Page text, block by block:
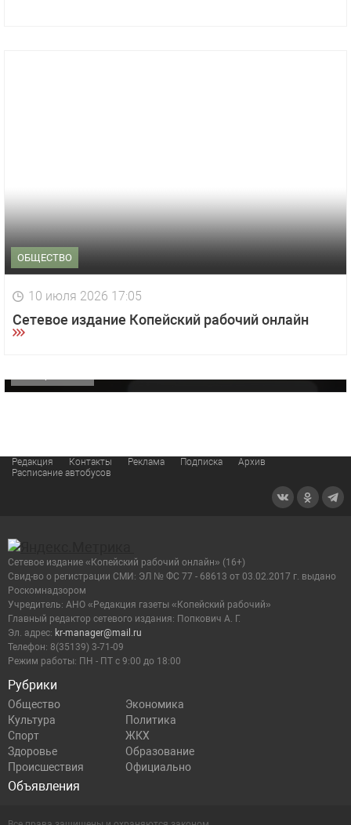
ОБЩЕСТВО
10 июля 2026 17:05
Сетевое издание Копейский рабочий онлайн
«Звезда» Метрана стала главным героем нового
Редакция Контакты Реклама Подписка
Архив
Расписание автобусов
Рубрики
Общество
Экономика
Культура
Политика
Спорт
ЖКХ
Здоровье
Образование
Происшествия
Официально
Объявления
Сетевое издание «Копейский рабочий онлайн» (16+)
Cвид-во о регистрации СМИ: ЭЛ № ФС 77 - 68613 от 03.02.2017 г. выдано
Роскомнадзором
Учредитель: АНО «Редакция газеты «Копейский рабочий»
Главный редактор сетевого издания: Попкович А. Г.
Эл. адрес: kr-manager@mail.ru
Телефон: 8(35139) 3-71-09
Режим работы: ПН - ПТ с 9:00 до 18:00